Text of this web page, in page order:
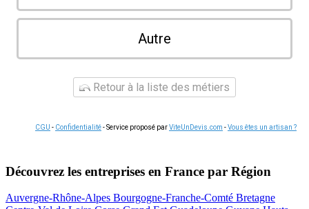
Autre
Retour à la liste des métiers
CGU - Confidentialité- Service proposé parViteUnDevis.com -Vous êtes un artisan ?
Découvrez les entreprises en France par Région
Auvergne-Rhône-Alpes Bourgogne-Franche-Comté Bretagne